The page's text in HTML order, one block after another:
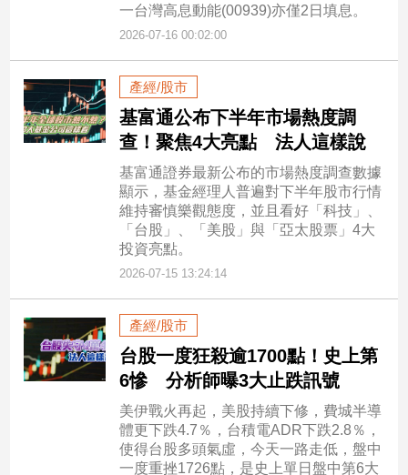
一台灣高息動能(00939)亦僅2日填息。
2026-07-16 00:02:00
產經/股市
基富通公布下半年市場熱度調
查！聚焦4大亮點 法人這樣說
基富通證券最新公布的市場熱度調查數據
顯示，基金經理人普遍對下半年股市行情
維持審慎樂觀態度，並且看好「科技」、
「台股」、「美股」與「亞太股票」4大
投資亮點。
2026-07-15 13:24:14
產經/股市
台股一度狂殺逾1700點！史上第
6慘 分析師曝3大止跌訊號
美伊戰火再起，美股持續下修，費城半導
體更下跌4.7％，台積電ADR下跌2.8％，
使得台股多頭氣虛，今天一路走低，盤中
一度重挫1726點，是史上單日盤中第6大